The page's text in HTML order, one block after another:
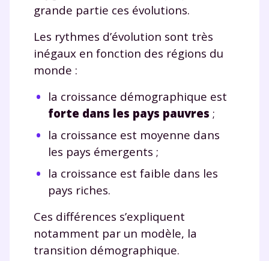
grande partie ces évolutions.
Les rythmes d’évolution sont très
inégaux en fonction des régions du
monde :
la croissance démographique est
forte dans les pays pauvres ;
la croissance est moyenne dans
les pays émergents ;
la croissance est faible dans les
pays riches.
Ces différences s’expliquent
notamment par un modèle, la
transition démographique.